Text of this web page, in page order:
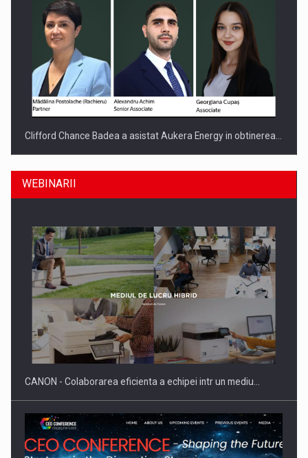
Clifford Chance Badea a asistat Aukera Energy in obtinerea…
SAPTE PERSONALITATI DIN MEDIUL DE AFACERI, ACADEMIC
SI INSTITUTIONAL…
WEBINARII
CANON - Colaborarea eficienta a echipei intr un mediu…